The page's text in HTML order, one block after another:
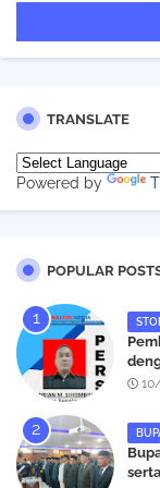
TRANSLATE
Powered by
POPULAR